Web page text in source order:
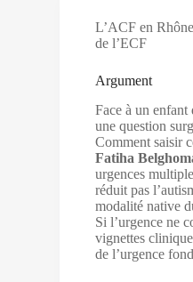
L’ACF en
de l’ECF
Argument
Face à un
une question
Comment saisir
Fatiha
urgences
réduit pas
modalité native
Si l’urgence ne
vignettes
de l’urgence